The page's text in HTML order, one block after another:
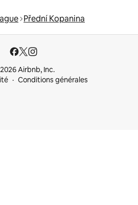
Přední Kopanina
Airbnb, Inc.
Conditions générales